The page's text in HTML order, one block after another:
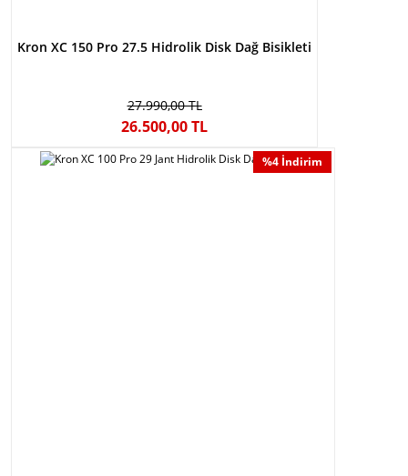
Kron XC 150 Pro 27.5 Hidrolik Disk Dağ Bisikleti
27.990,00 TL
26.500,00 TL
%4 İndirim